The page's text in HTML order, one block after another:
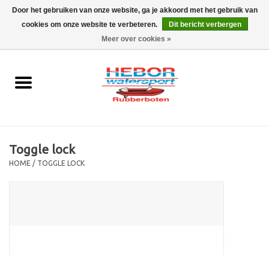
0 Artikelen - €0,00
Outboard
Trailer
Toggle lock
HOME / TOGGLE LOCK
Door het gebruiken van onze website, ga je akkoord met het gebruik van
cookies om onze website te verbeteren.
Dit bericht verbergen
Meer over cookies »